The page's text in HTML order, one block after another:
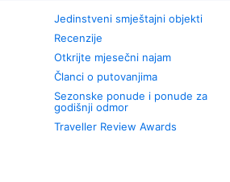
Jedinstveni smještajni objekti
Recenzije
Otkrijte mjesečni najam
Članci o putovanjima
Sezonske ponude i ponude za
godišnji odmor
Traveller Review Awards